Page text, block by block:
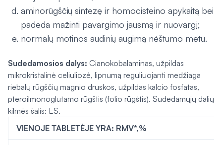
aminorūgščių sintezę ir homocisteino apykaitą bei
padeda mažinti pavargimo jausmą ir nuovargį;
normalų motinos audinių augimą nėštumo metu.
Sudedamosios dalys: Cianokobalaminas, užpildas
mikrokristalinė celiuliozė, lipnumą reguliuojanti medžiaga
riebalų rūgščių magnio druskos, užpildas kalcio fosfatas,
pteroilmonoglutamo rūgštis (folio rūgštis). Sudedamųjų dalių
kilmės šalis: ES.
VIENOJE TABLETĖJE YRA: RMV*,%